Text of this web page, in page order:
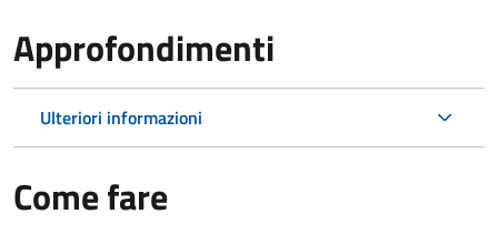
Approfondimenti
Ulteriori informazioni
Come fare